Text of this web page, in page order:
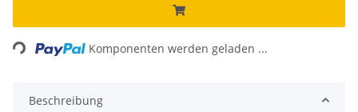
Komponenten werden geladen ...
Beschreibung